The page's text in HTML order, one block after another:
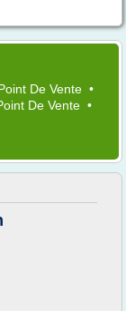
De Vente •
De Vente •